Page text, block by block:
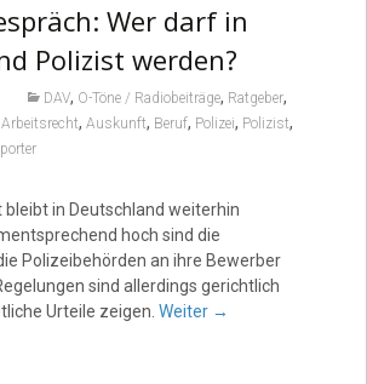
Wer darf in
Polizist werden?
DAV, O-Töne / Radiobeiträge, Ratgeber,
Arbeitsrecht, Auskunft, Beruf, Polizei, Polizist,
bleibt in Deutschland weiterhin
hoch sind die
Polizeibehörden an ihre Bewerber
sind allerdings gerichtlich
Urteile zeigen. Weiter →